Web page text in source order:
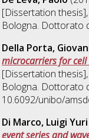
[Dissertation
Bologna. Dottorato
Della Porta,
microcarriers for
[Dissertation
Bologna. Dottorato
10.6092/unibo/
Di Marco, Luigi Yuri
event series and